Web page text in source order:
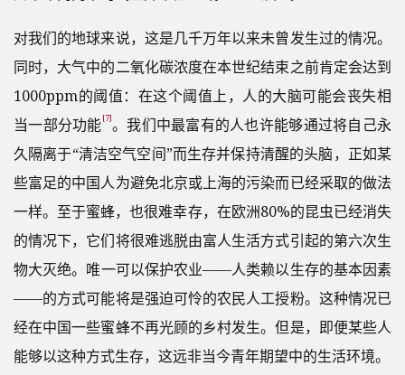
对我们的地球来说，这是几千万年以来未曾发生过的情况。
同时，大气中的二氧化碳浓度在本世纪结束之前肯定会达到
1000ppm的阈值：在这个阈值上，人的大脑可能会丧失相
当一部分功能[7]。我们中最富有的人也许能够通过将自己永
久隔离于“清洁空气空间”而生存并保持清醒的头脑，正如某
些富足的中国人为避免北京或上海的污染而已经采取的做法
一样。至于蜜蜂，也很难幸存，在欧洲80%的昆虫已经消失
的情况下，它们将很难逃脱由富人生活方式引起的第六次生
物大灭绝。唯一可以保护农业——人类赖以生存的基本因素
——的方式可能将是强迫可怜的农民人工授粉。这种情况已
经在中国一些蜜蜂不再光顾的乡村发生。但是，即便某些人
能够以这种方式生存，这远非当今青年期望中的生活环境。